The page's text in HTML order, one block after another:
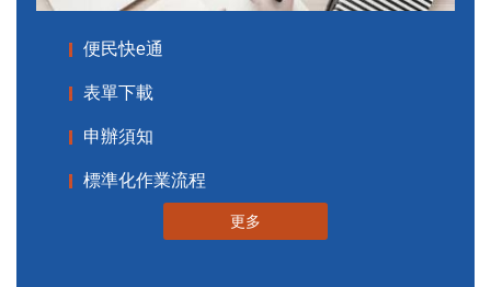
便民快e通
表單下載
申辦須知
標準化作業流程
更多